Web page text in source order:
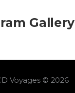
Gallery
Voyages © 2026